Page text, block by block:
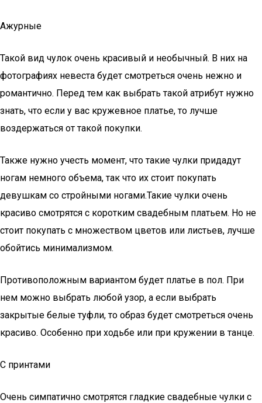
Ажурные
Такой вид чулок очень красивый и необычный. В них на
фотографиях невеста будет смотреться очень нежно и
романтично. Перед тем как выбрать такой атрибут нужно
знать, что если у вас кружевное платье, то лучше
воздержаться от такой покупки.
Также нужно учесть момент, что такие чулки придадут
ногам немного объема, так что их стоит покупать
девушкам со стройными ногами.Такие чулки очень
красиво смотрятся с коротким свадебным платьем. Но не
стоит покупать с множеством цветов или листьев, лучше
обойтись минимализмом.
Противоположным вариантом будет платье в пол. При
нем можно выбрать любой узор, а если выбрать
закрытые белые туфли, то образ будет смотреться очень
красиво. Особенно при ходьбе или при кружении в танце.
С принтами
Очень симпатично смотрятся гладкие свадебные чулки с